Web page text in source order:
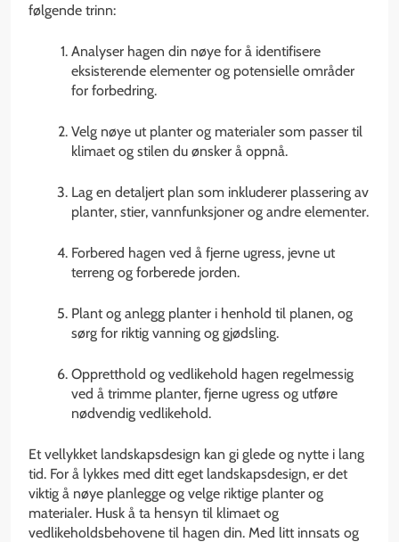
følgende trinn:
Analyser hagen din nøye for å identifisere
eksisterende elementer og potensielle områder
for forbedring.
Velg nøye ut planter og materialer som passer til
klimaet og stilen du ønsker å oppnå.
Lag en detaljert plan som inkluderer plassering av
planter, stier, vannfunksjoner og andre elementer.
Forbered hagen ved å fjerne ugress, jevne ut
terreng og forberede jorden.
Plant og anlegg planter i henhold til planen, og
sørg for riktig vanning og gjødsling.
Oppretthold og vedlikehold hagen regelmessig
ved å trimme planter, fjerne ugress og utføre
nødvendig vedlikehold.
Et vellykket landskapsdesign kan gi glede og nytte i lang
tid. For å lykkes med ditt eget landskapsdesign, er det
viktig å nøye planlegge og velge riktige planter og
materialer. Husk å ta hensyn til klimaet og
vedlikeholdsbehovene til hagen din. Med litt innsats og